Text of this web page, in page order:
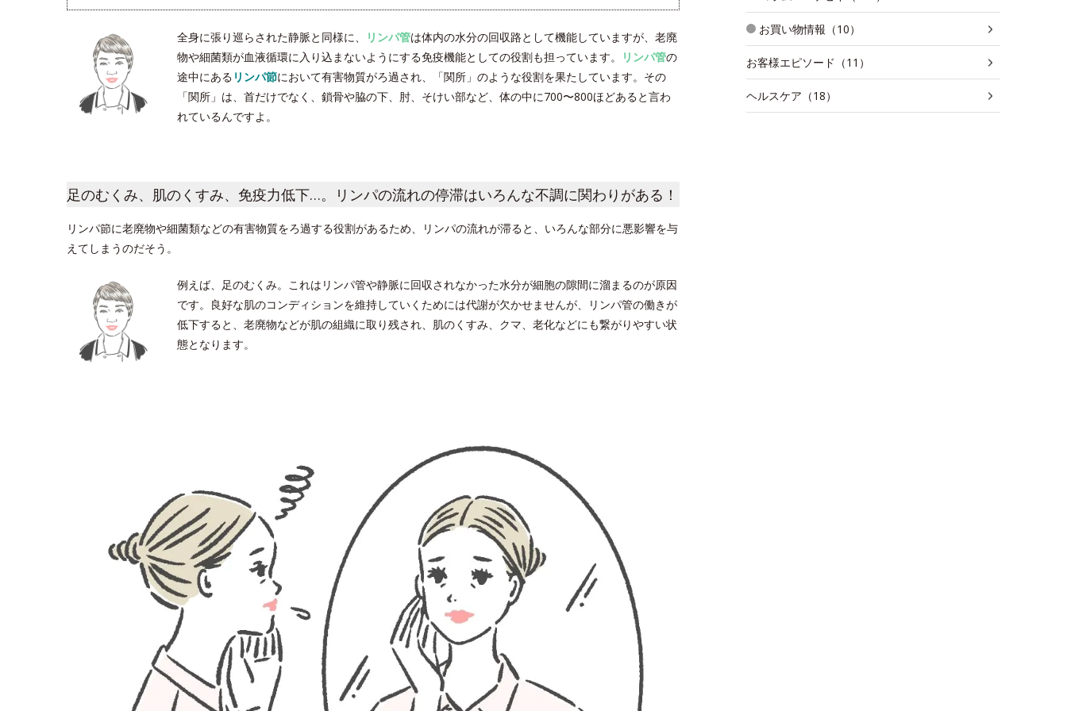
全身に張り巡らされた静脈と同様に、 リンパ管は体内の水分の回収路として機能していますが、老廃
物や細菌類が血液循環に入り込まないようにする免疫機能としての役割も担っています。
リンパ管の
途中にある リンパ節において有害物質がろ過され、「関所」のような役割を果たしています。その
「関所」は、首だけでなく、鎖骨や脇の下、肘、そけい部など、体の中に700〜800ほどあると言わ
れているんですよ。
足のむくみ、肌のくすみ、免疫力低下…。リンパの流れの停滞はいろんな不調に関わりがある！
リンパ節に老廃物や細菌類などの有害物質をろ過する役割があるため、リンパの流れが滞ると、いろんな部分に悪影響を与
えてしまうのだそう。
例えば、足のむくみ。これはリンパ管や静脈に回収されなかった水分が細胞の隙間に溜まるのが原因
です。良好な肌のコンディションを維持していくためには代謝が欠かせませんが、リンパ管の働きが
低下すると、老廃物などが肌の組織に取り残され、肌のくすみ、クマ、老化などにも繋がりやすい状
態となります。
お買い物情報（10）
お客様エピソード（11）
ヘルスケア（18）